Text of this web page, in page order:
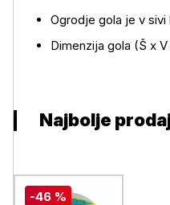
Ogrodje gola je v sivi
Dimenzija gola (Š x
Najbolje
-46 %